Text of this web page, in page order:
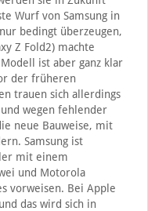
Wurf von Samsung in
bedingt überzeugen,
Z Fold2) machte
ist aber ganz klar
der früheren
trauen sich allerdings
wegen fehlender
neue Bauweise, mit
Samsung ist
mit einem
und Motorola
vorweisen. Bei Apple
das wird sich in